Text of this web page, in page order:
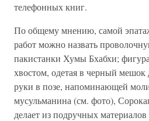
телефонных книг.
По общему мнению, самой
работ можно назвать
пакистанки Хумы Бхабхи;
хвостом, одетая в черный мешок
руки в позе, напоминающей
мусульманина (см. фото),
делает из подручных